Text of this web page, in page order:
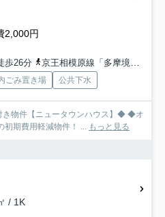
2,000円
歩26分
京王相模原線「多摩境」駅 徒歩36分
ごみ置き場 公共下水
件【ニュータウンハウス】◆ ◆オ
期費用軽減物件！ ...
もっと見る
/ 1K